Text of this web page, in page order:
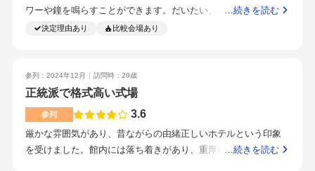
ワーや鐘を鳴らすことができます。だいたい、チャペルの場合
は70名前後の参列者がいいと思います。一つのテーブルに8人前
機器も使えたり、演出も様々だそうです。ドレスの金額フラワ
ーシャワー等の演出を取り入れたとこによる出費会場の装花は
相談しました。遠方もいたので、宿泊ホテル数や提携ホテルを
紹介していただけました。25周年プランの料理で、和洋折衷に
しました。駅近で5分以内、直結はありがたいです。また、バリ
アフリーも対応しており、車椅子も当日貸し出ししてもらえま
…続きを読む
決定理由あり 比較会場あり
参列：2024年12月 訪問時：29歳
正統派で格式高い式場
参列 3.6
厳かな雰囲気があり、昔ながらの由緒正しいホテルという印象
を受けました。館内には落ち着きがあり、重厚感のある空間が
…続きを読む